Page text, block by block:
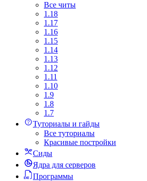
Все читы
1.18
1.17
1.16
1.15
1.14
1.13
1.12
1.11
1.10
1.9
1.8
1.7
Туториалы и гайды
Все туториалы
Красивые постройки
Сиды
Ядра для серверов
Программы